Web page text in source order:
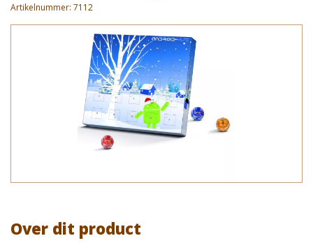
Artikelnummer: 7112
Over dit product